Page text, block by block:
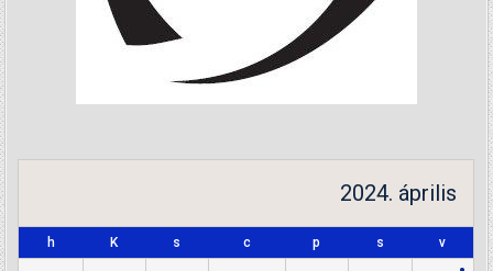
2024. április
h K s c p s v